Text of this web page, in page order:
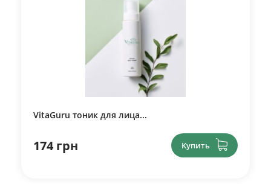
VitaGuru тоник для лица...
174 грн Купить